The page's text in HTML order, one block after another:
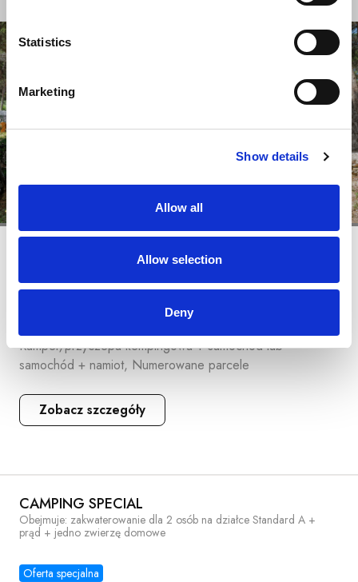
Statistics
Marketing
Show details
Allow all
Allow selection
Deny
Camping Special - Działka Standard
Kamper/przyczepa kempingowa + samochód lub
samochód + namiot, Numerowane parcele
Zobacz szczegóły
CAMPING SPECIAL
Oferta specjalna
Obejmuje: zakwaterowanie dla 2 osób na działce Standard A +
prąd + jedno zwierzę domowe